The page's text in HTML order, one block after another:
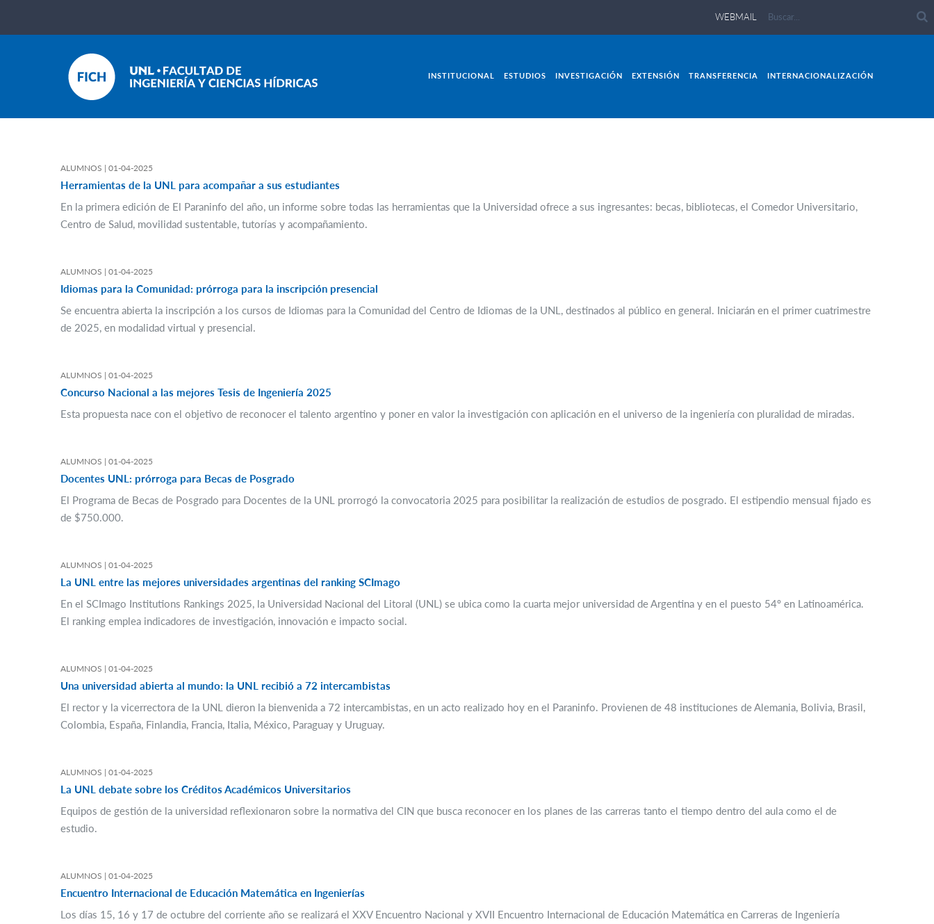
WEBMAIL
INSTITUCIONAL ESTUDIOS INVESTIGACIÓN EXTENSIÓN TRANSFERENCIA INTERNACIONALIZACIÓN
ALUMNOS | 01-04-2025
Herramientas de la UNL para acompañar a sus estudiantes
En la primera edición de El Paraninfo del año, un informe sobre todas las herramientas que la Universidad ofrece a sus ingresantes: becas, bibliotecas, el Comedor Universitario,
Centro de Salud, movilidad sustentable, tutorías y acompañamiento.
ALUMNOS | 01-04-2025
Idiomas para la Comunidad: prórroga para la inscripción presencial
Se encuentra abierta la inscripción a los cursos de Idiomas para la Comunidad del Centro de Idiomas de la UNL, destinados al público en general. Iniciarán en el primer cuatrimestre
de 2025, en modalidad virtual y presencial.
ALUMNOS | 01-04-2025
Concurso Nacional a las mejores Tesis de Ingeniería 2025
Esta propuesta nace con el objetivo de reconocer el talento argentino y poner en valor la investigación con aplicación en el universo de la ingeniería con pluralidad de miradas.
ALUMNOS | 01-04-2025
Docentes UNL: prórroga para Becas de Posgrado
El Programa de Becas de Posgrado para Docentes de la UNL prorrogó la convocatoria 2025 para posibilitar la realización de estudios de posgrado. El estipendio mensual fijado es
de $750.000.
ALUMNOS | 01-04-2025
La UNL entre las mejores universidades argentinas del ranking SCImago
En el SCImago Institutions Rankings 2025, la Universidad Nacional del Litoral (UNL) se ubica como la cuarta mejor universidad de Argentina y en el puesto 54º en Latinoamérica.
El ranking emplea indicadores de investigación, innovación e impacto social.
ALUMNOS | 01-04-2025
Una universidad abierta al mundo: la UNL recibió a 72 intercambistas
El rector y la vicerrectora de la UNL dieron la bienvenida a 72 intercambistas, en un acto realizado hoy en el Paraninfo. Provienen de 48 instituciones de Alemania, Bolivia, Brasil,
Colombia, España, Finlandia, Francia, Italia, México, Paraguay y Uruguay.
ALUMNOS | 01-04-2025
La UNL debate sobre los Créditos Académicos Universitarios
Equipos de gestión de la universidad reflexionaron sobre la normativa del CIN que busca reconocer en los planes de las carreras tanto el tiempo dentro del aula como el de
estudio.
ALUMNOS | 01-04-2025
Encuentro Internacional de Educación Matemática en Ingenierías
Los días 15, 16 y 17 de octubre del corriente año se realizará el XXV Encuentro Nacional y XVII Encuentro Internacional de Educación Matemática en Carreras de Ingeniería